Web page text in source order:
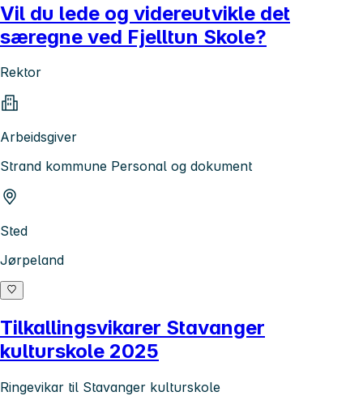
Vil du lede og videreutvikle det
særegne ved Fjelltun Skole?
Rektor
Arbeidsgiver
Strand kommune Personal og dokument
Sted
Jørpeland
Tilkallingsvikarer Stavanger
kulturskole 2025
Ringevikar til Stavanger kulturskole